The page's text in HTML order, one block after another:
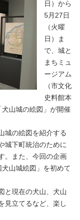
日）から
5月27日
（火曜
日）ま
で、城と
まちミュ
ージアム
（市文化
史料館本
山城の絵図」が開催
城の絵図を紹介する
城下町統治のために
。また、今回の企画
山城絵図」を初めて
と現在の犬山、犬山
見立てるなど、楽し